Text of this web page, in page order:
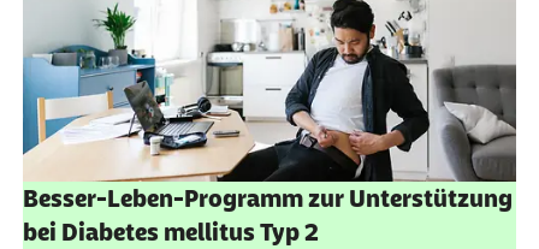
Besser-Leben-Programm zur Unterstützung
bei Diabetes mellitus Typ 2